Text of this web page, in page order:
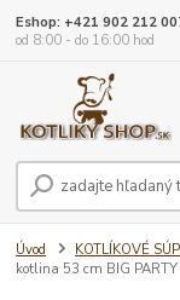
Eshop: +421 902 212
od 8:00 - do 16:00 hod
Úvod KOTLÍKOVÉ
kotlina 53 cm BIG PARTY